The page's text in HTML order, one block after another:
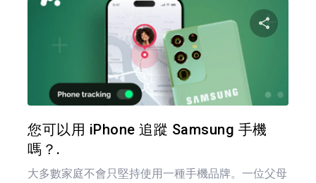
您可以用 iPhone 追蹤 Samsung 手機
嗎？.
大多數家庭不會只堅持使用一種手機品牌。一位父母